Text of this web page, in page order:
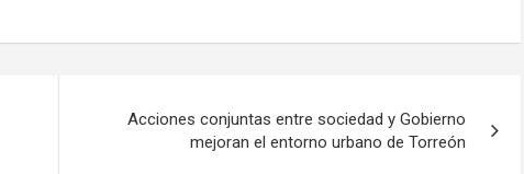
Acciones conjuntas entre sociedad y Gobierno
mejoran el entorno urbano de Torreón